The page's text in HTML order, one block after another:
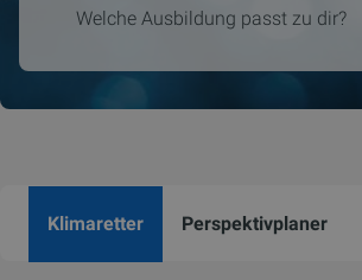
Welche Ausbildung passt zu dir?
Klimaretter Perspektivplaner